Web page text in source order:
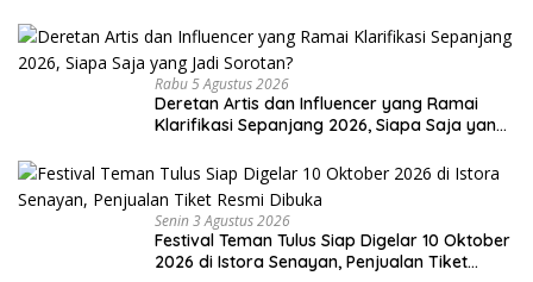
Rabu 5 Agustus 2026
Deretan Artis dan Influencer yang Ramai
Klarifikasi Sepanjang 2026, Siapa Saja yang
Senin 3 Agustus 2026
Festival Teman Tulus Siap Digelar 10 Oktober
2026 di Istora Senayan, Penjualan Tiket